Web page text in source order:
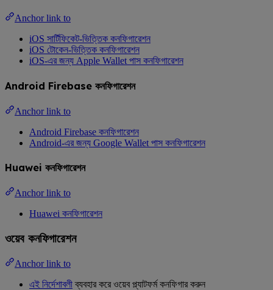
Anchor link to
iOS সার্টিফিকেট-ভিত্তিক কনফিগারেশন
iOS টোকেন-ভিত্তিক কনফিগারেশন
iOS-এর জন্য Apple Wallet পাস কনফিগারেশন
Android Firebase কনফিগারেশন
Anchor link to
Android Firebase কনফিগারেশন
Android-এর জন্য Google Wallet পাস কনফিগারেশন
Huawei কনফিগারেশন
Anchor link to
Huawei কনফিগারেশন
ওয়েব কনফিগারেশন
Anchor link to
এই নির্দেশাবলীব্যবহার করে ওয়েব প্ল্যাটফর্ম কনফিগার করুন